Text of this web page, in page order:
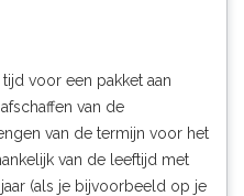
voor een pakket aan
van de
van de termijn voor het
van de leeftijd met
(als je bijvoorbeeld op je